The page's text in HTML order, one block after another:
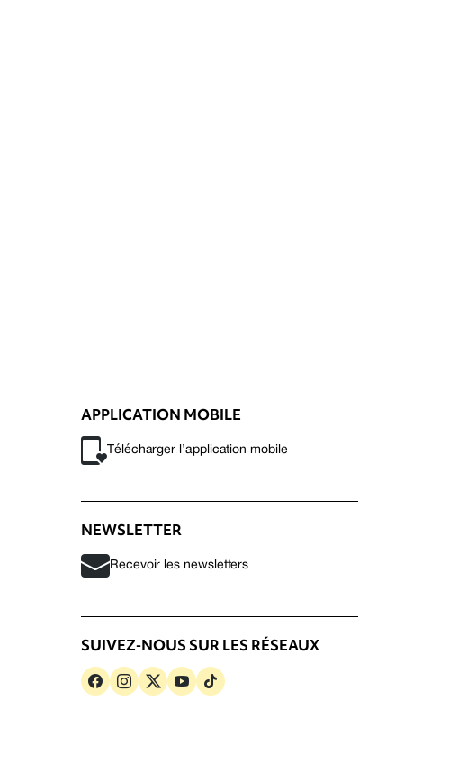
APPLICATION MOBILE
Télécharger l’application mobile
NEWSLETTER
Recevoir les newsletters
SUIVEZ-NOUS SUR LES RÉSEAUX